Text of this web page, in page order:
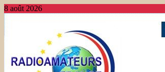
8 août 2026